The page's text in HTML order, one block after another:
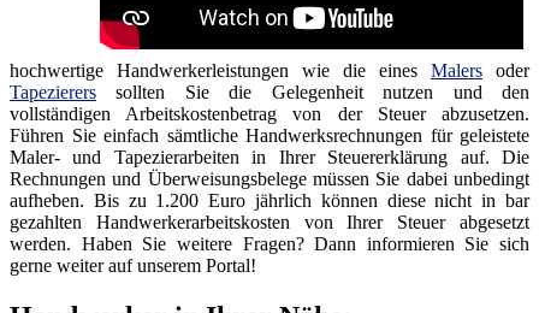
hochwertige Handwerkerleistungen wie die eines Malers oder
Tapezierers sollten Sie die Gelegenheit nutzen und den
vollständigen Arbeitskostenbetrag von der Steuer abzusetzen.
Führen Sie einfach sämtliche Handwerksrechnungen für geleistete
Maler- und Tapezierarbeiten in Ihrer Steuererklärung auf. Die
Rechnungen und Überweisungsbelege müssen Sie dabei unbedingt
aufheben. Bis zu 1.200 Euro jährlich können diese nicht in bar
gezahlten Handwerkerarbeitskosten von Ihrer Steuer abgesetzt
werden. Haben Sie weitere Fragen? Dann informieren Sie sich
gerne weiter auf unserem Portal!